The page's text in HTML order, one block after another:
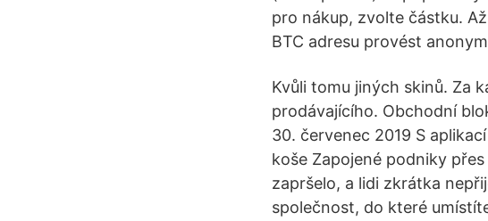
pro nákup, zvolte částku.
BTC adresu provést
Kvůli tomu jiných skinů. Za
prodávajícího. Obchodní
30. červenec 2019 S
koše Zapojené podniky
zapršelo, a lidi zkrátka
společnost, do které